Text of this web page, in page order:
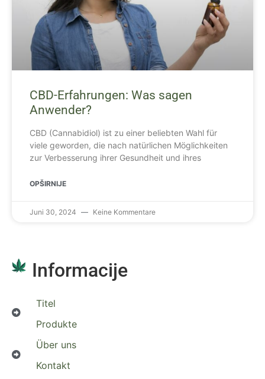
CBD-Erfahrungen: Was sagen
Anwender?
CBD (Cannabidiol) ist zu einer beliebten Wahl für
viele geworden, die nach natürlichen Möglichkeiten
zur Verbesserung ihrer Gesundheit und ihres
OPŠIRNIJE
Juni 30, 2024 Keine Kommentare
Informacije
Titel
Produkte
Über uns
Kontakt